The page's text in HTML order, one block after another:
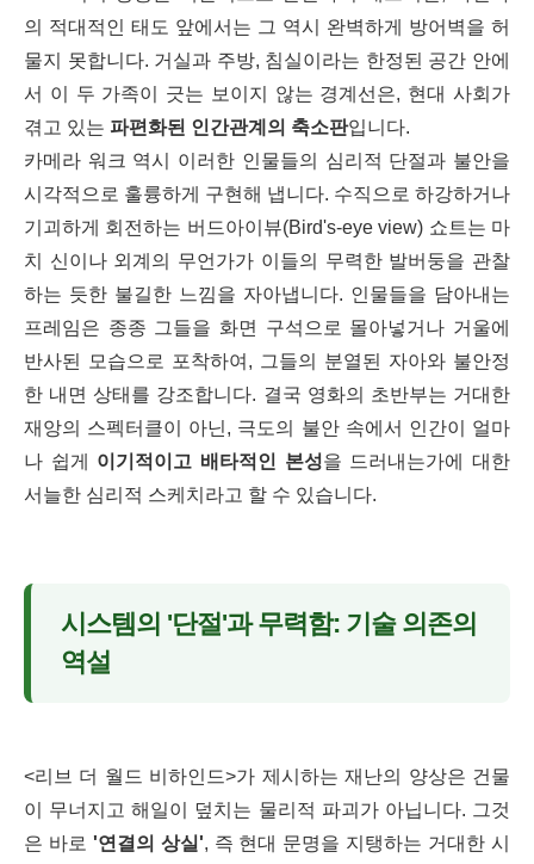
의 적대적인 태도 앞에서는 그 역시 완벽하게 방어벽을 허
물지 못합니다. 거실과 주방, 침실이라는 한정된 공간 안에
서 이 두 가족이 긋는 보이지 않는 경계선은, 현대 사회가
겪고 있는 파편화된 인간관계의 축소판입니다.
카메라 워크 역시 이러한 인물들의 심리적 단절과 불안을
시각적으로 훌륭하게 구현해 냅니다. 수직으로 하강하거나
기괴하게 회전하는 버드아이뷰(Bird's-eye view) 쇼트는 마
치 신이나 외계의 무언가가 이들의 무력한 발버둥을 관찰
하는 듯한 불길한 느낌을 자아냅니다. 인물들을 담아내는
프레임은 종종 그들을 화면 구석으로 몰아넣거나 거울에
반사된 모습으로 포착하여, 그들의 분열된 자아와 불안정
한 내면 상태를 강조합니다. 결국 영화의 초반부는 거대한
재앙의 스펙터클이 아닌, 극도의 불안 속에서 인간이 얼마
나 쉽게 이기적이고 배타적인 본성을 드러내는가에 대한
서늘한 심리적 스케치라고 할 수 있습니다.
시스템의 '단절'과 무력함: 기술 의존의
역설
<리브 더 월드 비하인드>가 제시하는 재난의 양상은 건물
이 무너지고 해일이 덮치는 물리적 파괴가 아닙니다. 그것
은 바로 '연결의 상실', 즉 현대 문명을 지탱하는 거대한 시